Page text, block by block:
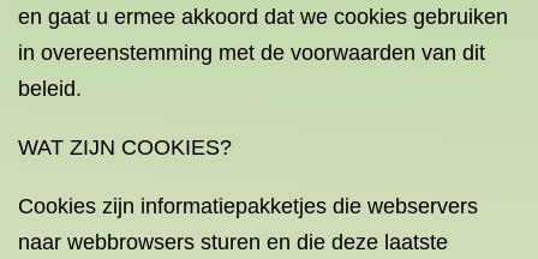
en gaat u ermee akkoord dat we cookies gebruiken
in overeenstemming met de voorwaarden van dit
beleid.
WAT ZIJN COOKIES?
Cookies zijn informatiepakketjes die webservers
naar webbrowsers sturen en die deze laatste